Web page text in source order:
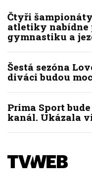
Čtyři
atletiky
gymnastiku a
Šestá sezóna
diváci budou
Prima Sport
kanál. Ukázala